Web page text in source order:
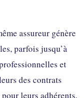
assureur génère
parfois jusqu’à
et
des contrats
leurs adhérents,